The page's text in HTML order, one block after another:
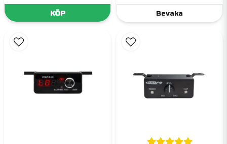
KÖP Bevaka